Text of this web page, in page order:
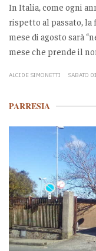
In Italia, come ogni
rispetto al passato,
mese di agosto sarà
mese che prende il
ALCIDE SIMONETTI SABATO
PARRESIA